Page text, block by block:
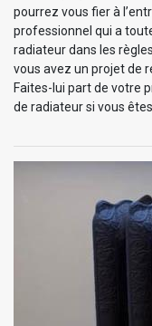
pourrez vous fier à
professionnel qui a
radiateur dans les
vous avez un projet de
Faites-lui part de votre
de radiateur si vous